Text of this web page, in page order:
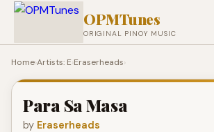
OPMTunes
ORIGINAL PINOY MUSIC
Home›Artists: E›Eraserheads›
Para Sa Masa
by Eraserheads